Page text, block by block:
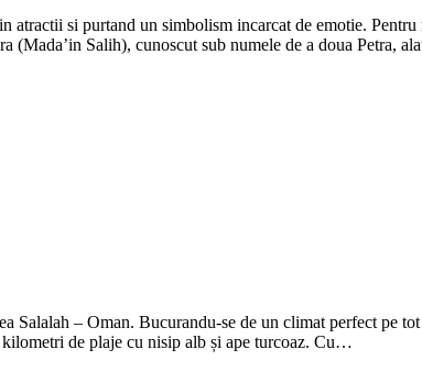
atractii si purtand un simbolism incarcat de emotie.
(Mada’in Salih), cunoscut sub numele de a doua Petra,
– Oman. Bucurandu-se de un climat perfect pe
kilometri de plaje cu nisip alb și ape turcoaz. Cu…